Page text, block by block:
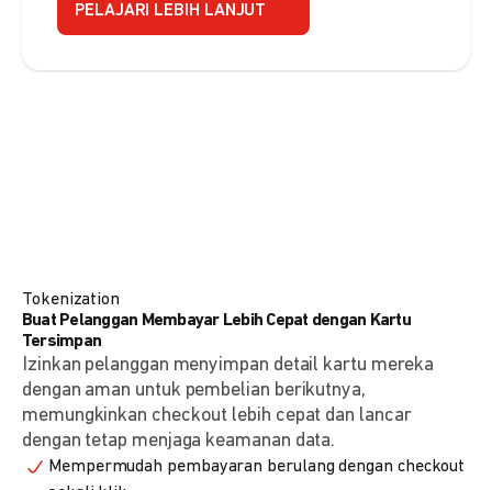
PELAJARI LEBIH LANJUT
Tokenization
Buat Pelanggan Membayar Lebih Cepat dengan Kartu
Tersimpan
Izinkan pelanggan menyimpan detail kartu mereka
dengan aman untuk pembelian berikutnya,
memungkinkan checkout lebih cepat dan lancar
dengan tetap menjaga keamanan data.
Mempermudah pembayaran berulang dengan checkout